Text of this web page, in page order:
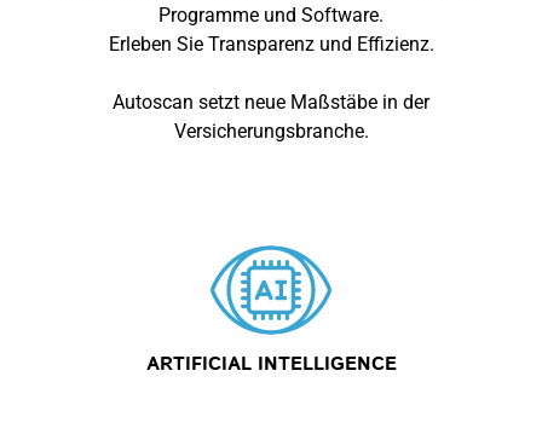
Programme und Software.
Erleben Sie Transparenz und Effizienz.
Autoscan setzt neue Maßstäbe in der
Versicherungsbranche.
ARTIFICIAL INTELLIGENCE